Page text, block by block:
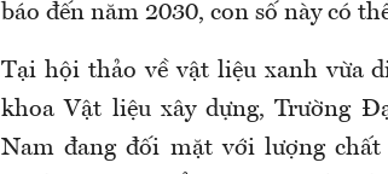
báo đến năm 2030, con số này có
Tại hội thảo về vật liệu xanh vừa
khoa Vật liệu xây dựng, Trường
Nam đang đối mặt với lượng